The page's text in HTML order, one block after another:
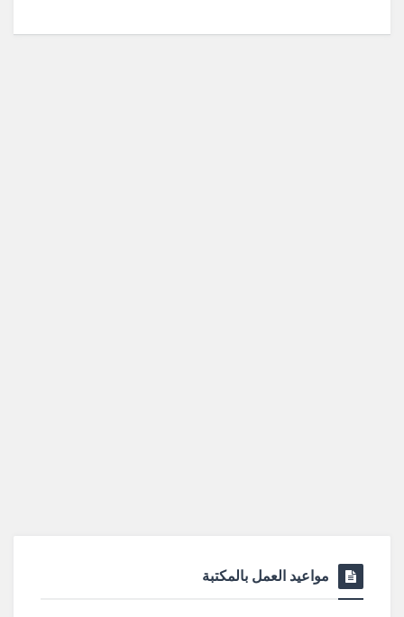
مواعيد العمل بالمكتبة